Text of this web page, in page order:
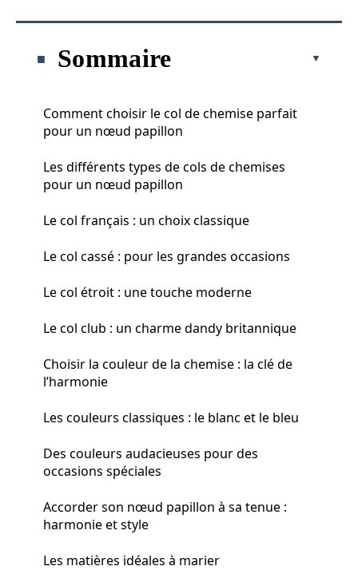
Sommaire
Comment choisir le col de chemise parfait
pour un nœud papillon
Les différents types de cols de chemises
pour un nœud papillon
Le col français : un choix classique
Le col cassé : pour les grandes occasions
Le col étroit : une touche moderne
Le col club : un charme dandy britannique
Choisir la couleur de la chemise : la clé de
l’harmonie
Les couleurs classiques : le blanc et le bleu
Des couleurs audacieuses pour des
occasions spéciales
Accorder son nœud papillon à sa tenue :
harmonie et style
Les matières idéales à marier